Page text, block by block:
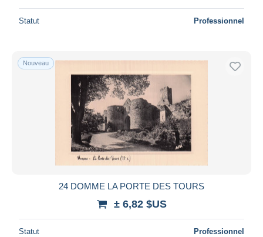
Statut Professionnel
Nouveau
24 DOMME LA PORTE DES TOURS
± 6,82 $US
Statut Professionnel